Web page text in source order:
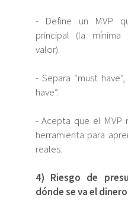
- Define un MVP
principal (la mínima
valor).
- Separa “must
have”.
- Acepta que el MVP
herramienta para
reales.
4) Riesgo de
dónde se va el dinero